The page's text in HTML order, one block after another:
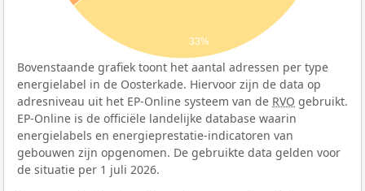
33%
Bovenstaande grafiek toont het aantal adressen per type
energielabel in de Oosterkade. Hiervoor zijn de data op
adresniveau uit het EP-Online systeem van de RVO gebruikt.
EP-Online is de officiële landelijke database waarin
energielabels en energieprestatie-indicatoren van
gebouwen zijn opgenomen. De gebruikte data gelden voor
de situatie per 1 juli 2026.